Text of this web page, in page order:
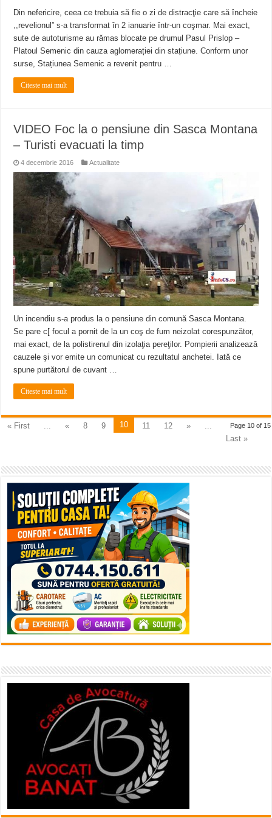
Din nefericire, ceea ce trebuia să fie o zi de distracţie care să încheie
,,revelionul” s-a transformat în 2 ianuarie într-un coşmar. Mai exact,
sute de autoturisme au rămas blocate pe drumul Pasul Prislop –
Platoul Semenic din cauza aglomerației din stațiune. Conform unor
surse, Stațiunea Semenic a revenit pentru …
Citeste mai mult
VIDEO Foc la o pensiune din Sasca Montana
– Turisti evacuati la timp
4 decembrie 2016 Actualitate
Un incendiu s-a produs la o pensiune din comună Sasca Montana.
Se pare c[ focul a pornit de la un coş de fum neizolat corespunzător,
mai exact, de la polistirenul din izolaţia pereţilor. Pompierii analizează
cauzele şi vor emite un comunicat cu rezultatul anchetei. Iată ce
spune purtătorul de cuvant …
Citeste mai mult
Page 10 of 15
« First « 8 9 10 11 12 »
Last »